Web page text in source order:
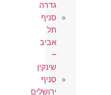
גדרה
סניף
תל
אביב
–
שינקין
סניף
ירושלים